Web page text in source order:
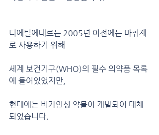
디에틸에테르는 2005년 이전에는 마취제
로 사용하기 위해
세계 보건기구(WHO)의 필수 의약품 목록
에 들어있었지만,
현대에는 비가연성 약물이 개발되어 대체
되었습니다.